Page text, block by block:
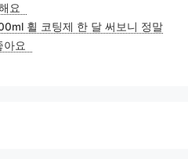
요
휠 코팅제 한 달 써보니 정말
아요